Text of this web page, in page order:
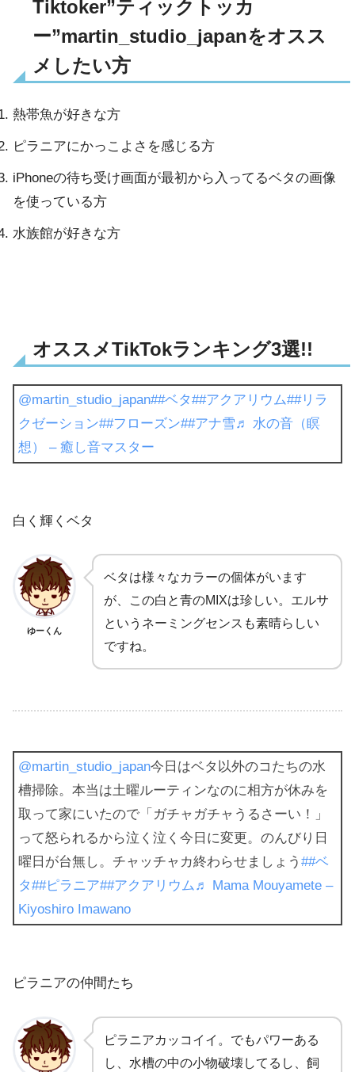
Tiktoker”ティックトッカ
ー”martin_studio_japanをオスス
メしたい方
熱帯魚が好きな方
ピラニアにかっこよさを感じる方
iPhoneの待ち受け画面が最初から入ってるベタの画像
を使っている方
水族館が好きな方
オススメTikTokランキング3選!!
@martin_studio_japan##ベタ##アクアリウム##リラ
クゼーション##フローズン##アナ雪♬ 水の音（瞑
想） – 癒し音マスター
白く輝くベタ
ゆーくん
ベタは様々なカラーの個体がいます
が、この白と青のMIXは珍しい。エルサ
というネーミングセンスも素晴らしい
ですね。
@martin_studio_japan今日はベタ以外のコたちの水
槽掃除。本当は土曜ルーティンなのに相方が休みを
取って家にいたので「ガチャガチャうるさーい！」
って怒られるから泣く泣く今日に変更。のんびり日
曜日が台無し。チャッチャカ終わらせましょう ##ベ
タ##ピラニア##アクアリウム♬ Mama Mouyamete –
Kiyoshiro Imawano
ピラニアの仲間たち
ピラニアカッコイイ。でもパワーある
し、水槽の中の小物破壊してるし、飼